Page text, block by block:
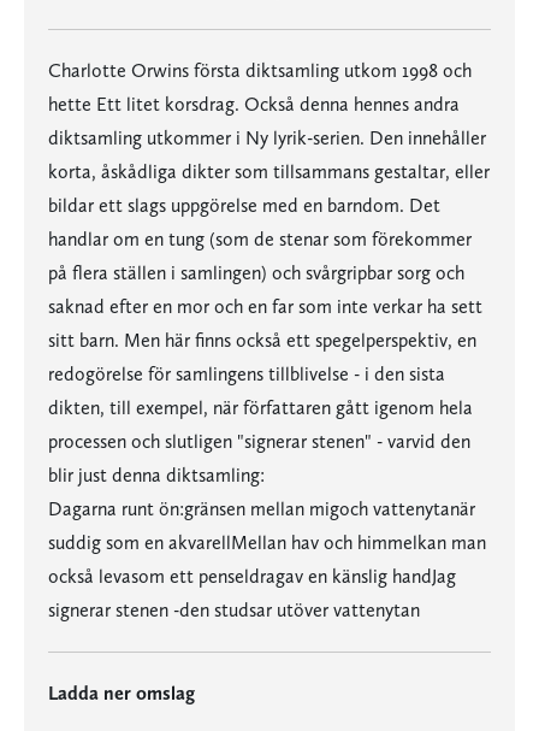
Charlotte Orwins första diktsamling utkom 1998 och
hette Ett litet korsdrag. Också denna hennes andra
diktsamling utkommer i Ny lyrik-serien. Den innehåller
korta, åskådliga dikter som tillsammans gestaltar, eller
bildar ett slags uppgörelse med en barndom. Det
handlar om en tung (som de stenar som förekommer
på flera ställen i samlingen) och svårgripbar sorg och
saknad efter en mor och en far som inte verkar ha sett
sitt barn. Men här finns också ett spegelperspektiv, en
redogörelse för samlingens tillblivelse - i den sista
dikten, till exempel, när författaren gått igenom hela
processen och slutligen "signerar stenen" - varvid den
blir just denna diktsamling:
Dagarna runt ön:gränsen mellan migoch vattenytanär
suddig som en akvarellMellan hav och himmelkan man
också levasom ett penseldragav en känslig handJag
signerar stenen -den studsar utöver vattenytan
Ladda ner omslag